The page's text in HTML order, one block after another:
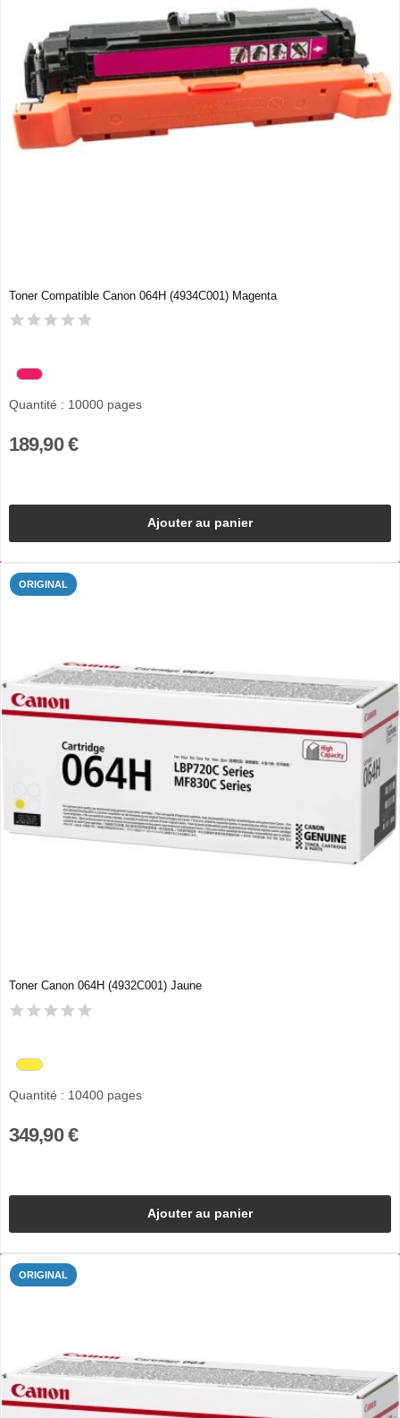
Toner Compatible Canon 064H (4934C001) Magenta
Quantité : 10000 pages
189,90 €
Ajouter au panier
ORIGINAL
Toner Canon 064H (4932C001) Jaune
Quantité : 10400 pages
349,90 €
Ajouter au panier
ORIGINAL